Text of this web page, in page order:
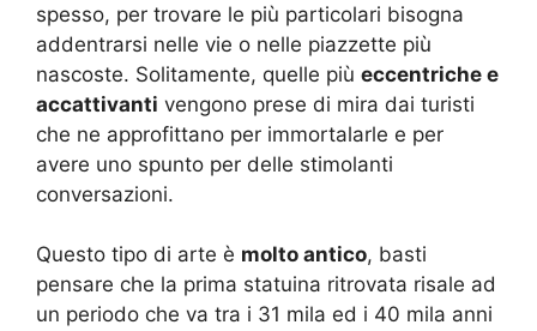
spesso, per trovare le più particolari bisogna
addentrarsi nelle vie o nelle piazzette più
nascoste. Solitamente, quelle più eccentriche e
accattivanti vengono prese di mira dai turisti
che ne approfittano per immortalarle e per
avere uno spunto per delle stimolanti
conversazioni.
Questo tipo di arte è molto antico, basti
pensare che la prima statuina ritrovata risale ad
un periodo che va tra i 31 mila ed i 40 mila anni